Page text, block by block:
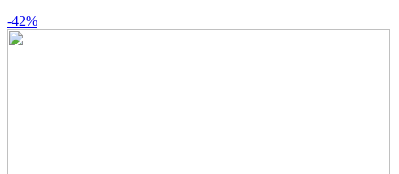
-42%